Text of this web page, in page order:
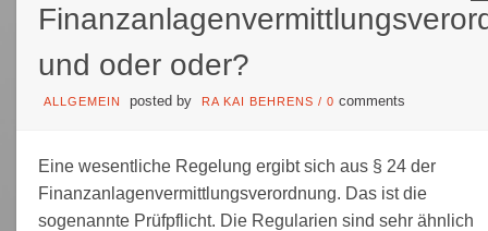
und oder oder?
ALLGEMEIN posted by RA KAI BEHRENS / 0 comments
Eine wesentliche Regelung ergibt sich aus § 24 der
Finanzanlagenvermittlungsverordnung. Das ist die
sogenannte Prüfpflicht. Die Regularien sind sehr ähnlich